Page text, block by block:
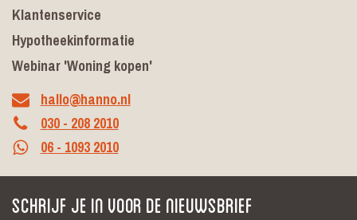
Klantenservice
Hypotheekinformatie
Webinar 'Woning kopen'
hallo@hanno.nl
030 - 208 2010
06 - 1093 2010
Schrijf je in voor de nieuwsbrief